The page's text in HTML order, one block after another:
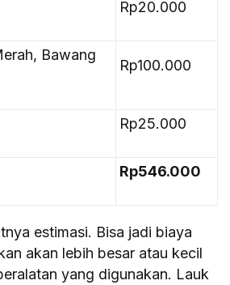
Rp20.000
Bawang
Rp100.000
Rp25.000
Rp546.000
estimasi. Bisa jadi biaya
akan lebih besar atau kecil
yang digunakan. Lauk